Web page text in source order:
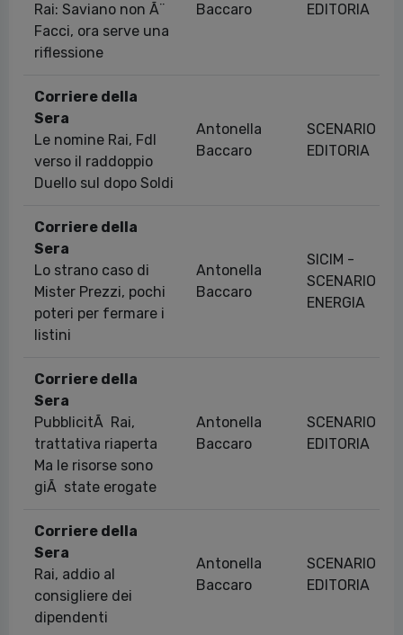
Rai: Saviano non Ã¨
Facci, ora serve una
riflessione
Baccaro
EDITORIA
Corriere della
Sera
Le nomine Rai, FdI
verso il raddoppio
Duello sul dopo Soldi
Antonella
Baccaro
SCENARIO
EDITORIA
Corriere della
Sera
Lo strano caso di
Mister Prezzi, pochi
poteri per fermare i
listini
Antonella
Baccaro
SICIM -
SCENARIO
ENERGIA
Corriere della
Sera
PubblicitÃ Rai,
trattativa riaperta
Ma le risorse sono
giÃ state erogate
Antonella
Baccaro
SCENARIO
EDITORIA
Corriere della
Sera
Rai, addio al
consigliere dei
dipendenti
Antonella
Baccaro
SCENARIO
EDITORIA